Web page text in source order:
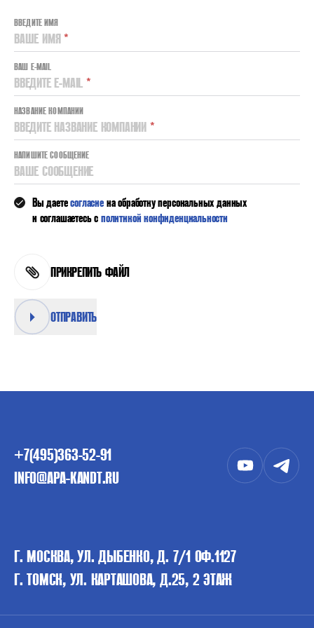
ВВЕДИТЕ ИМЯ
ВАШЕ ИМЯ *
ВАШ E-MAIL
ВВЕДИТЕ E-MAIL *
НАЗВАНИЕ КОМПАНИИ
ВВЕДИТЕ НАЗВАНИЕ КОМПАНИИ *
НАПИШИТЕ СООБЩЕНИЕ
ВАШЕ СООБЩЕНИЕ
Вы даетесогласиена обработку персональных данных
и соглашаетесь сполитикой конфиденциальности
ПРИКРЕПИТЬ ФАЙЛ
ОТПРАВИТЬ
+7(495)363-52-91
INFO@APA-KANDT.RU
Г. МОСКВА, УЛ. ДЫБЕНКО, Д. 7/1 ОФ.1127
Г. ТОМСК, УЛ. КАРТАШОВА, Д.25, 2 ЭТАЖ